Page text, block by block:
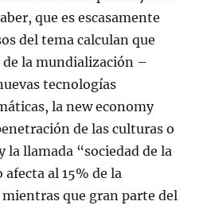
que es escasamente
del tema calculan que
la mundialización –
tecnologías
la new economy
de las culturas o
llamada “sociedad de la
al 15% de la
que gran parte del